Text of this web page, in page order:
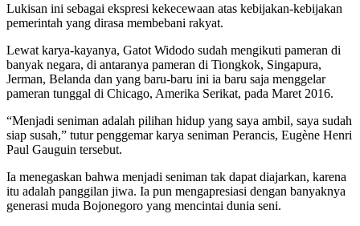
Lukisan ini sebagai ekspresi kekecewaan atas kebijakan-kebijakan
pemerintah yang dirasa membebani rakyat.
Lewat karya-kayanya, Gatot Widodo sudah mengikuti pameran di
banyak negara, di antaranya pameran di Tiongkok, Singapura,
Jerman, Belanda dan yang baru-baru ini ia baru saja menggelar
pameran tunggal di Chicago, Amerika Serikat, pada Maret 2016.
“Menjadi seniman adalah pilihan hidup yang saya ambil, saya sudah
siap susah,” tutur penggemar karya seniman Perancis, Eugène Henri
Paul Gauguin tersebut.
Ia menegaskan bahwa menjadi seniman tak dapat diajarkan, karena
itu adalah panggilan jiwa. Ia pun mengapresiasi dengan banyaknya
generasi muda Bojonegoro yang mencintai dunia seni.